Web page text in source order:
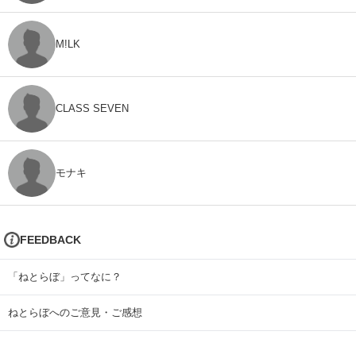
M!LK
CLASS SEVEN
モナキ
FEEDBACK
「ねとらぼ」ってなに？
ねとらぼへのご意見・ご感想